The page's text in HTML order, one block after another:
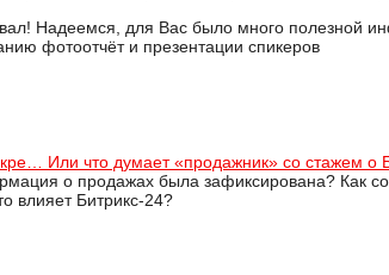
Надеемся, для Вас было много полезной
фотоотчёт и презентации спикеров
Или что думает «продажник» со стажем о
о продажах была зафиксирована? Как
влияет Битрикс-24?